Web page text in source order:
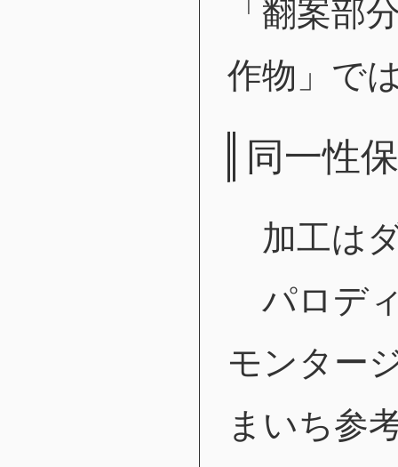
「翻案部
作物」で
同一性
加工は
パロデ
モンター
まいち参